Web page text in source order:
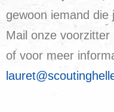
gewoon iemand die
Mail onze
of voor meer